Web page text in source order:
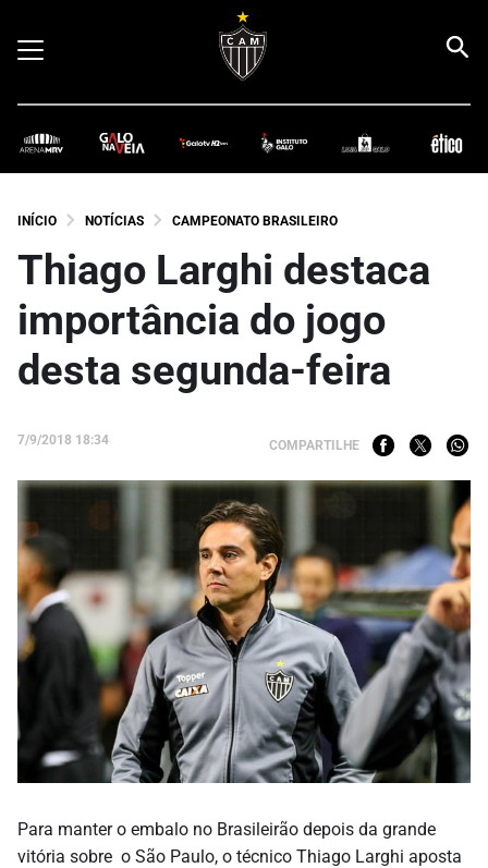
INÍCIO NOTÍCIAS CAMPEONATO BRASILEIRO
Thiago Larghi destaca
importância do jogo
desta segunda-feira
7/9/2018 18:34 COMPARTILHE
Para manter o embalo no Brasileirão depois da grande
vitória sobre o São Paulo, o técnico Thiago Larghi aposta